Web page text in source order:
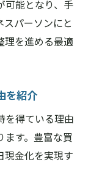
可能となり、手
パーソンにと
理を進める最適
を紹介
を得ている理由
す。豊富な買
現金化を実現す